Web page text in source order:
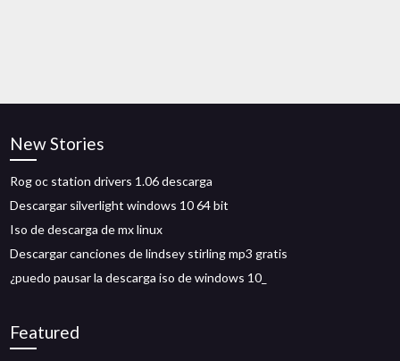
New Stories
Rog oc station drivers 1.06 descarga
Descargar silverlight windows 10 64 bit
Iso de descarga de mx linux
Descargar canciones de lindsey stirling mp3 gratis
¿puedo pausar la descarga iso de windows 10_
Featured